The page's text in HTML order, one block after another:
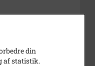
din
af statistik.